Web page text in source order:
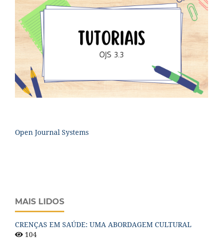
Open Journal Systems
MAIS LIDOS
CRENÇAS EM SAÚDE: UMA ABORDAGEM CULTURAL
104